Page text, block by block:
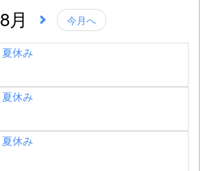
8月 今月へ
夏休み
夏休み
夏休み